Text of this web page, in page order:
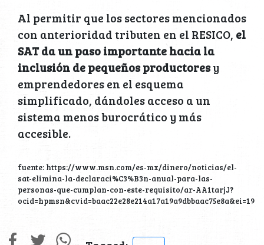
Al permitir que los sectores mencionados
con anterioridad tributen en el RESICO, el
SAT da un paso importante hacia la
inclusión de pequeños productoresy
emprendedores en el esquema
simplificado, dándoles acceso a un
sistema menos burocrático y más
accesible.
fuente: https://www.msn.com/es-mx/dinero/noticias/el-
sat-elimina-la-declaraci%C3%B3n-anual-para-las-
personas-que-cumplan-con-este-requisito/ar-AA1tarjJ?
ocid=hpmsn&cvid=baac22e28e214a17a19a9dbbaac75e8a&ei=19